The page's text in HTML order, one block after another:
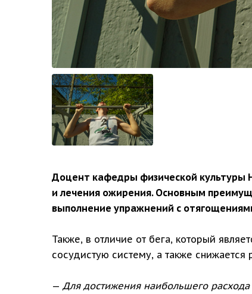
Доцент кафедры физической культуры
и лечения ожирения. Основным
выполнение упражнений с
Также, в отличие от бега, который
сосудистую систему, а также снижается
— Для достижения наибольшего